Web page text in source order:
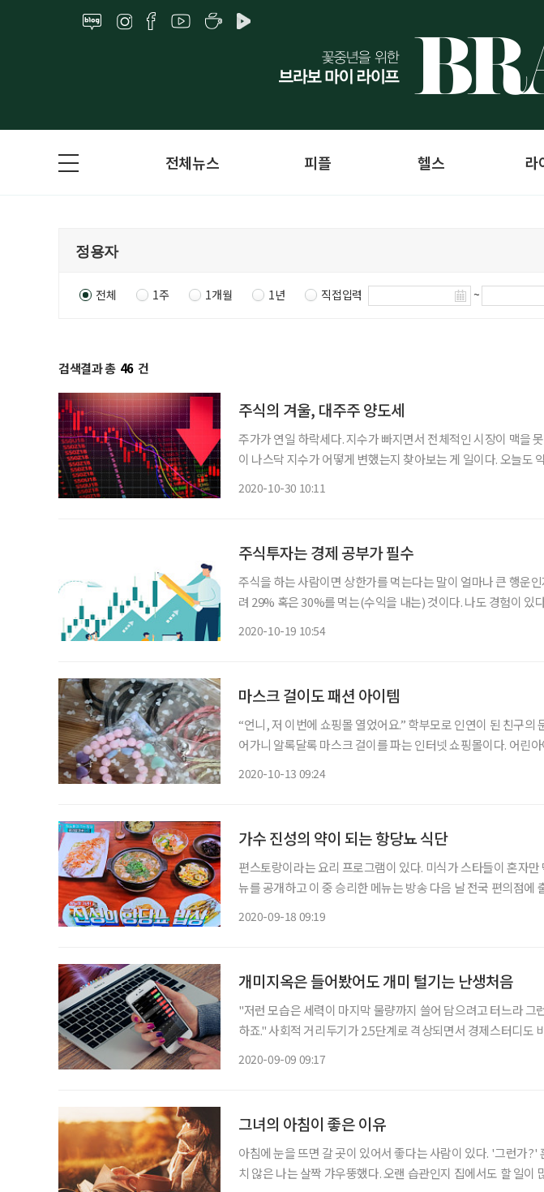
전체뉴스 피플 헬스 라
전체 1주 1개월 1년 직접입력 ~
검색결과 총 46 건
주식의 겨울, 대주주 양도세
주가가 연일 하락세다. 지수가 빠지면서 전체적인 시장이 맥을
이 나스닥 지수가 어떻게 변했는지 찾아보는 게 일이다. 오늘도
2020-10-30 10:11
주식투자는 경제 공부가 필수
주식을 하는 사람이면 상한가를 먹는다는 말이 얼마나 큰 행운
려 29% 혹은 30%를 먹는(수익을 내는) 것이다. 나도 경험이 있
2020-10-19 10:54
마스크 걸이도 패션 아이템
“언니, 저 이번에 쇼핑몰 열었어요.” 학부모로 인연이 된 친구의
어가니 알록달록 마스크 걸이를 파는 인터넷 쇼핑몰이다. 어린
2020-10-13 09:24
가수 진성의 약이 되는 항당뇨 식단
편스토랑이라는 요리 프로그램이 있다. 미식가 스타들이 혼자
뉴를 공개하고 이 중 승리한 메뉴는 방송 다음 날 전국 편의점에
2020-09-18 09:19
개미지옥은 들어봤어도 개미 털기는 난생처음
"저런 모습은 세력이 마지막 물량까지 쓸어 담으려고 터느라 그
하죠." 사회적 거리두기가 2.5단계로 격상되면서 경제스터디도 비대면으로 하고 있다. 이제
2020-09-09 09:17
그녀의 아침이 좋은 이유
아침에 눈을 뜨면 갈 곳이 있어서 좋다는 사람이 있다. '그런가?'
치 않은 나는 살짝 갸우뚱했다. 오랜 습관인지 집에서도 할 일이